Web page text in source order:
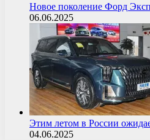
Новое поколение Форд
06.06.2025
Этим летом в России
04.06.2025